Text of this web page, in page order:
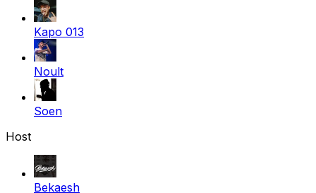
Kapo 013
Noult
Soen
Host
Bekaesh